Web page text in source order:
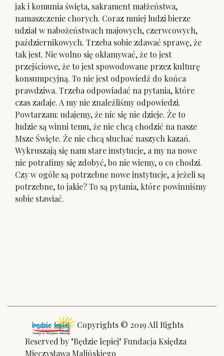
jak i komunia święta, sakrament małżeństwa,
namaszczenie chorych. Coraz mniej ludzi bierze
udział w nabożeństwach majowych, czerwcowych,
październikowych. Trzeba sobie zdawać sprawę, że
tak jest. Nie wolno się okłamywać, że to jest
przejściowe, że to jest spowodowane przez kulturę
konsumpcyjną. To nie jest odpowiedź do końca
prawdziwa. Trzeba odpowiadać na pytania, które
czas zadaje. A my nie znaleźliśmy odpowiedzi.
Powtarzam: udajemy, że nic się nie dzieje. Że to
ludzie są winni temu, że nie chcą chodzić na nasze
Msze Święte. Że nie chcą słuchać naszych kazań.
Wykruszają się nam stare instytucje, a my na nowe
nie potrafimy się zdobyć, bo nie wiemy, o co chodzi.
Czy w ogóle są potrzebne nowe instytucje, a jeżeli są
potrzebne, to jakie? To są pytania, które powinniśmy
sobie stawiać.
Copyrights © 2019 All Rights
Reserved by "Będzie lepiej" Fundacja Księdza
Mieczysława Malińskiego